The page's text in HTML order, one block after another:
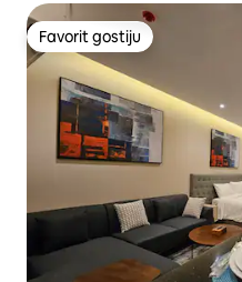
Favorit gostiju
Favorit gostiju